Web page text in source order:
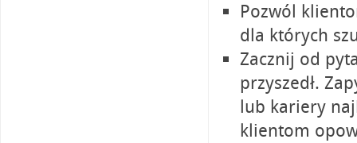
Pozwól
dla których
Zacznij od
przyszedł.
lub kariery
klientom